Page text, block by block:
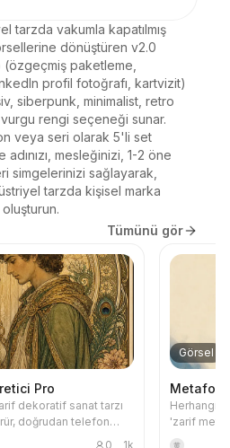
tarzda vakumla kapatılmış
dönüştüren v2.0
(özgeçmiş paketleme,
profil fotoğrafı, kartvizit)
siberpunk, minimalist, retro
rengi seçeneği sunar.
veya seri olarak 5'li set
mesleğinizi, 1-2 öne
simgelerinizi sağlayarak,
tarzda kişisel marka
Tümünü gör
Pro
dekoratif sanat tarzı
doğrudan telefon
Sevdiğiniz temayı
0 1k
Görsel
Herhangi
'zarif
黄